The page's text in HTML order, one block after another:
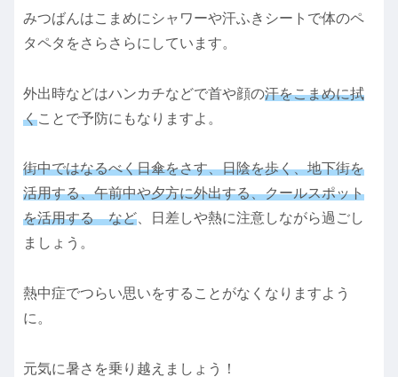
みつばんはこまめにシャワーや汗ふきシートで体のペ
タペタをさらさらにしています。
外出時などはハンカチなどで首や顔の汗をこまめに拭
くことで予防にもなりますよ。
街中ではなるべく日傘をさす、日陰を歩く、地下街を
活用する、午前中や夕方に外出する、クールスポット
を活用する など 、日差しや熱に注意しながら過ごし
ましょう。
熱中症でつらい思いをすることがなくなりますよう
に。
元気に暑さを乗り越えましょう！